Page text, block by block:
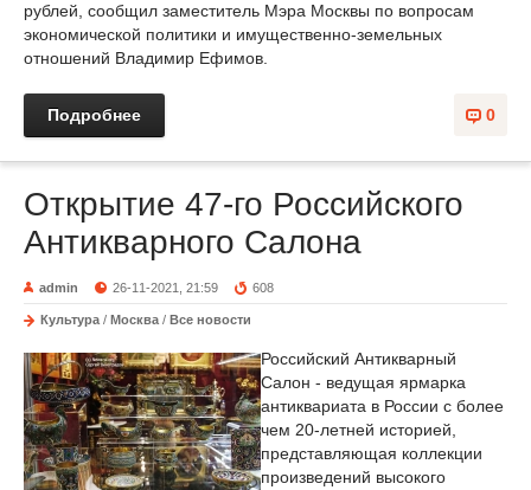
рублей, сообщил заместитель Мэра Москвы по вопросам
экономической политики и имущественно-земельных
отношений Владимир Ефимов.
0
Подробнее
Открытие 47-го Российского
Антикварного Салона
admin 26-11-2021, 21:59 608
Культура / Москва / Все новости
Российский Антикварный
Салон - ведущая ярмарка
антиквариата в России с более
чем 20-летней историей,
представляющая коллекции
произведений высокого